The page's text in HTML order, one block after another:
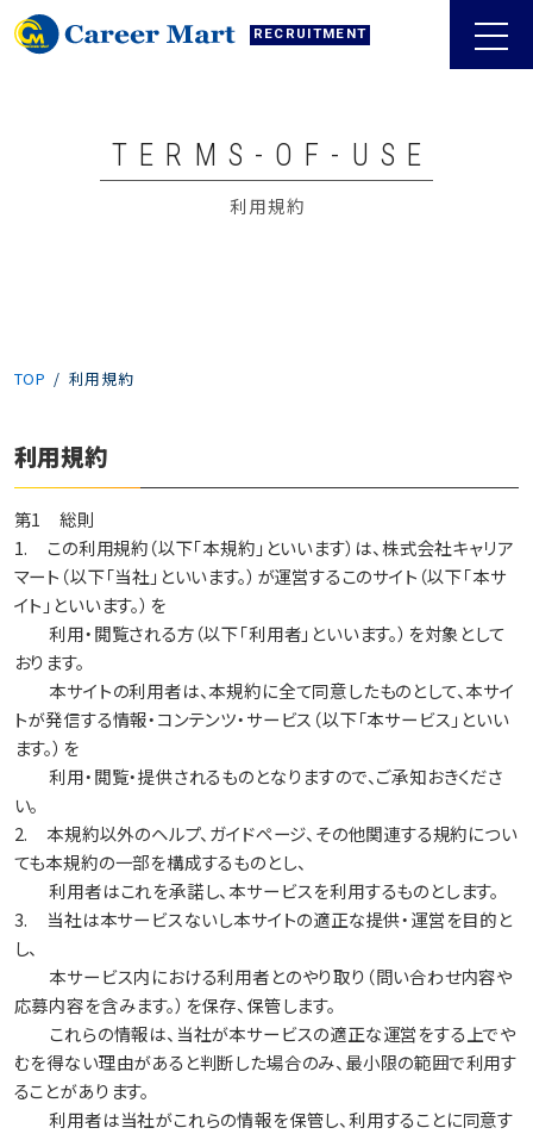
RECRUITMENT
TERMS-OF-USE
利用規約
TOP 利用規約
利用規約
第1 総則
1. この利用規約（以下「本規約」といいます）は、株式会社キャリア
マート（以下「当社」といいます。）が運営するこのサイト（以下「本サ
イト」といいます。）を
利用・閲覧される方（以下「利用者」といいます。）を対象として
おります。
本サイトの利用者は、本規約に全て同意したものとして、本サイ
トが発信する情報・コンテンツ・サービス（以下「本サービス」といい
ます。）を
利用・閲覧・提供されるものとなりますので、ご承知おきくださ
い。
2. 本規約以外のヘルプ、ガイドページ、その他関連する規約につい
ても本規約の一部を構成するものとし、
利用者はこれを承諾し、本サービスを利用するものとします。
3. 当社は本サービスないし本サイトの適正な提供・運営を目的と
し、
本サービス内における利用者とのやり取り（問い合わせ内容や
応募内容を含みます。）を保存、保管します。
これらの情報は、当社が本サービスの適正な運営をする上でや
むを得ない理由があると判断した場合のみ、最小限の範囲で利用す
ることがあります。
利用者は当社がこれらの情報を保管し、利用することに同意す